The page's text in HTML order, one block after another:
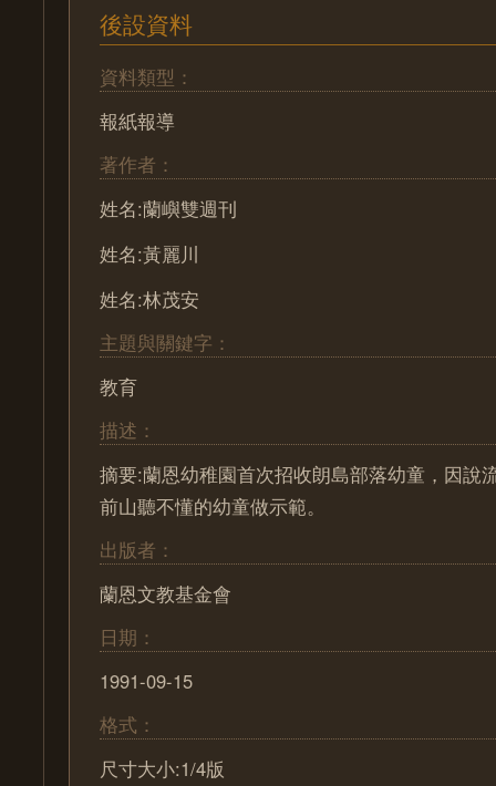
後設資料
資料類型：
報紙報導
著作者：
姓名:蘭嶼雙週刊
姓名:黃麗川
姓名:林茂安
主題與關鍵字：
教育
描述：
摘要:蘭恩幼稚園首次招收朗島部落幼童，因說
前山聽不懂的幼童做示範。
出版者：
蘭恩文教基金會
日期：
1991-09-15
格式：
尺寸大小:1/4版